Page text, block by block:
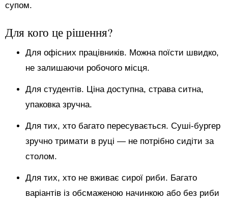
супом.
Для кого це рішення?
Для офісних працівників. Можна поїсти швидко,
не залишаючи робочого місця.
Для студентів. Ціна доступна, страва ситна,
упаковка зручна.
Для тих, хто багато пересувається. Суші-бургер
зручно тримати в руці — не потрібно сидіти за
столом.
Для тих, хто не вживає сирої риби. Багато
варіантів із обсмаженою начинкою або без риби